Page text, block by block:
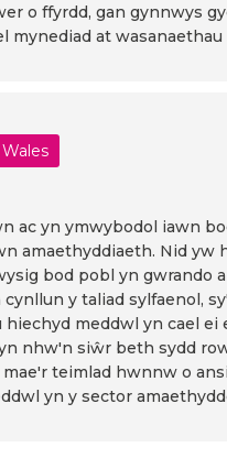
o ffyrdd, gan gynnwys
at
ac yn ymwybodol iawn
amaethyddiaeth. Nid
bod pobl yn gwrando
y taliad sylfaenol,
meddwl yn cael
nhw'n siŵr beth sydd
teimlad hwnnw o
yn y sector